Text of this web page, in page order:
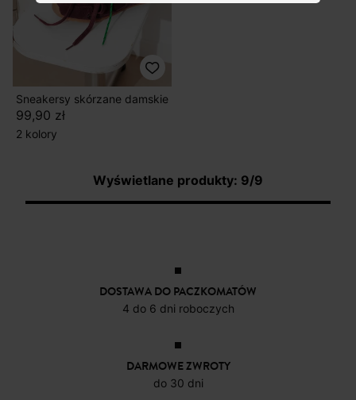
Sneakersy skórzane damskie
99,90 zł
2 kolory
Wyświetlane produkty: 9/9
DOSTAWA DO PACZKOMATÓW
4 do 6 dni roboczych
DARMOWE ZWROTY
do 30 dni